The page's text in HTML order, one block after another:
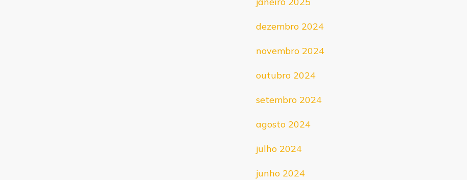
dezembro 2024
novembro 2024
outubro 2024
setembro 2024
agosto 2024
julho 2024
junho 2024